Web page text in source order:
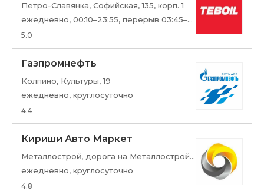
Петро-Славянка, Софийская, 135, корп. 1
ежедневно, 00:10–23:55, перерыв 03:45–04:00
5.0
Газпромнефть
Колпино, Культуры, 19
ежедневно, круглосуточно
4.4
Кириши Авто Маркет
Металлострой, дорога на Металлострой, 4, корп. 6
ежедневно, круглосуточно
4.8